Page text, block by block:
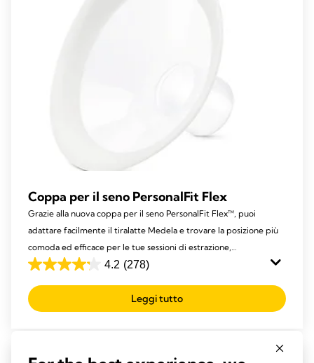
Coppa per il seno PersonalFit Flex
Grazie alla nuova coppa per il seno PersonalFit Flex™, puoi
adattare facilmente il tiralatte Medela e trovare la posizione più
comoda ed efficace per le tue sessioni di estrazione,
indipendentemente dai cambiamenti del tuo seno.
4.2 (278)
4.2
su
5
recensioni
Leggi tutto